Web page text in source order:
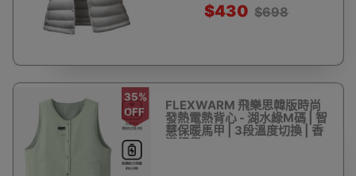
$430 $698
35%
OFF
FLEXWARM 飛樂思韓版時尚
發熱電熱背心 - 湖水綠M碼 | 智
慧保暖馬甲 | 3段溫度切換 | 香
港行貨